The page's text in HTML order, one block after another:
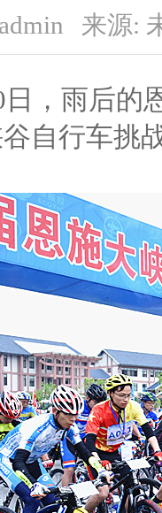
来源:
，雨后的
自行车挑